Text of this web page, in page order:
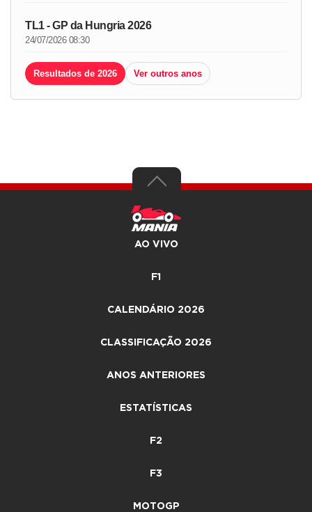
TL1 - GP da Hungria 2026
24/07/2026 08:30
Resultados de 2026 Ver outros anos
AO VIVO
F1
CALENDÁRIO 2026
CLASSIFICAÇÃO 2026
ANOS ANTERIORES
ESTATÍSTICAS
F2
F3
MOTOGP